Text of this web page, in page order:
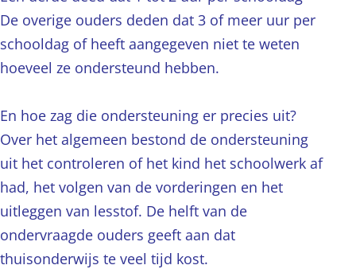
De overige ouders deden dat 3 of meer uur per
schooldag of heeft aangegeven niet te weten
hoeveel ze ondersteund hebben.
En hoe zag die ondersteuning er precies uit?
Over het algemeen bestond de ondersteuning
uit het controleren of het kind het schoolwerk af
had, het volgen van de vorderingen en het
uitleggen van lesstof. De helft van de
ondervraagde ouders geeft aan dat
thuisonderwijs te veel tijd kost.